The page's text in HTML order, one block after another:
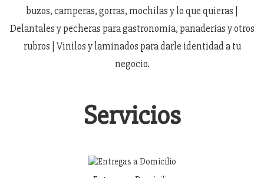
buzos, camperas, gorras, mochilas y lo que quieras |
Delantales y pecheras para gastronomía, panaderías y otros
rubros | Vinilos y laminados para darle identidad a tu
negocio.
Servicios